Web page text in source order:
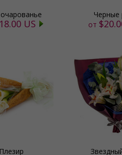
US
Черные
от
Плезир